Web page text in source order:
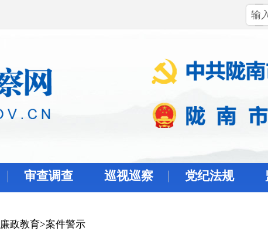
审查调查 巡视巡察 党纪法规
廉政教育>案件警示